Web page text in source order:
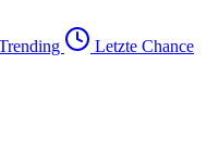
Letzte Chance